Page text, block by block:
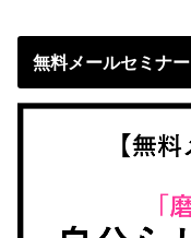
無料メールセミナー